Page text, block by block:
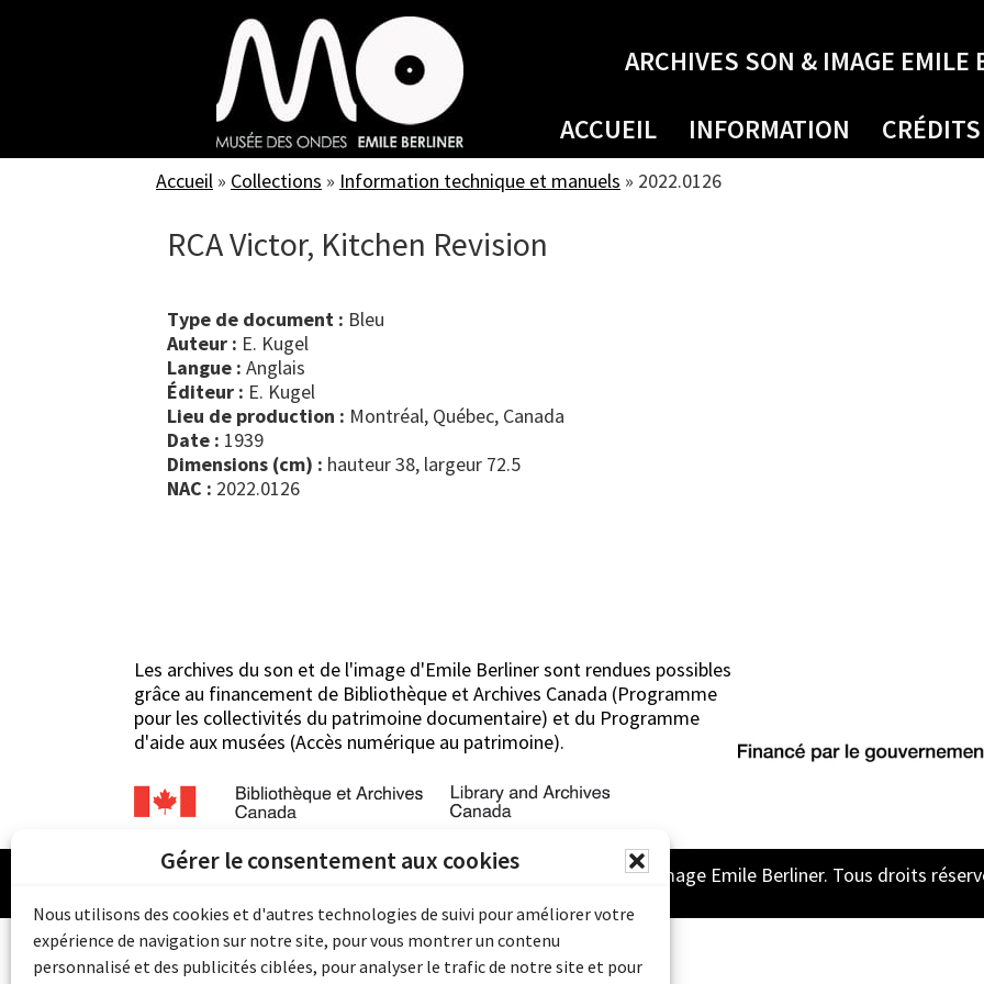
Gérer le consentement aux cookies
Nous utilisons des cookies et d'autres technologies de suivi pour améliorer votre
expérience de navigation sur notre site, pour vous montrer un contenu
personnalisé et des publicités ciblées, pour analyser le trafic de notre site et pour
ARCHIVES SON & IMAGE EMILE
ACCUEIL
INFORMATION CRÉDITS
Accueil » Collections » Information technique et manuels » 2022.0126
RCA Victor, Kitchen Revision
Type de document :
bleu
Auteur : E. Kugel
Langue : Anglais
Éditeur : E. Kugel
Lieu de production : Montréal, Québec, Canada
Date : 1939
Dimensions (cm) : hauteur 38, largeur 72.5
NAC : 2022.0126
Les archives du son et de l'image d'Emile Berliner sont rendues possibles
grâce au financement de Bibliothèque et Archives Canada (Programme
pour les collectivités du patrimoine documentaire) et du Programme
d'aide aux musées (Accès numérique au patrimoine).
© 2026 Archive son et image Emile Berliner. Tous droits